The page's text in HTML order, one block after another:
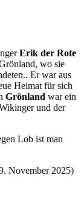
Erik der Rote
wo sie
Er war aus
Heimat für sich
Grönland war ein
und der
Lob ist man
November 2025)